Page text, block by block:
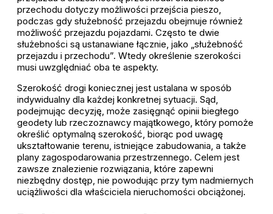
przechodu dotyczy możliwości przejścia pieszo,
podczas gdy służebność przejazdu obejmuje również
możliwość przejazdu pojazdami. Często te dwie
służebności są ustanawiane łącznie, jako „służebność
przejazdu i przechodu”. Wtedy określenie szerokości
musi uwzględniać oba te aspekty.
Szerokość drogi koniecznej jest ustalana w sposób
indywidualny dla każdej konkretnej sytuacji. Sąd,
podejmując decyzję, może zasięgnąć opinii biegłego
geodety lub rzeczoznawcy majątkowego, który pomoże
określić optymalną szerokość, biorąc pod uwagę
ukształtowanie terenu, istniejące zabudowania, a także
plany zagospodarowania przestrzennego. Celem jest
zawsze znalezienie rozwiązania, które zapewni
niezbędny dostęp, nie powodując przy tym nadmiernych
uciążliwości dla właściciela nieruchomości obciążonej.